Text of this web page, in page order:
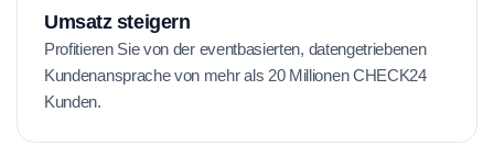
Umsatz steigern
Profitieren Sie von der eventbasierten, datengetriebenen
Kundenansprache von mehr als 20 Millionen CHECK24
Kunden.